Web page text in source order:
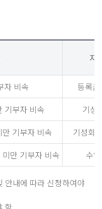
지
자 비속
등록
기부자 비속
기성
기부자 비속
기성회
만 기부자 비속
수
안내에 따라 신청하여야